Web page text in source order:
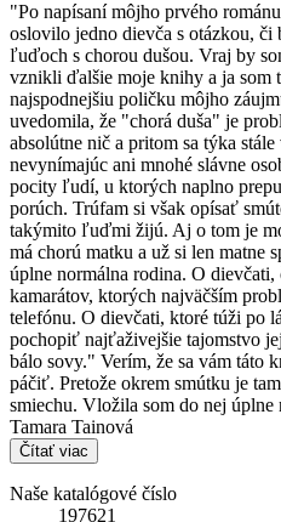
"Po napísaní môjho prvého
oslovilo jedno dievča s otázkou,
ľuďoch s chorou dušou. Vraj by
vznikli ďalšie moje knihy a ja som
najspodnejšiu poličku môjho
uvedomila, že "chorá duša" je
absolútne nič a pritom sa týka
nevynímajúc ani mnohé slávne
pocity ľudí, u ktorých naplno
porúch. Trúfam si však opísať
takýmito ľuďmi žijú. Aj o tom je
má chorú matku a už si len matne
úplne normálna rodina. O
kamarátov, ktorých najväčším
telefónu. O dievčati, ktoré túži po
pochopiť najťaživejšie tajomstvo
bálo sovy." Verím, že sa vám táto
páčiť. Pretože okrem smútku je
smiechu. Vložila som do nej úplne
Tamara Tainová
Čítať viac
Naše katalógové číslo
197621